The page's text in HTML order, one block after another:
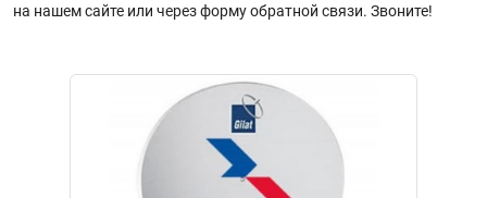
на нашем сайте или через форму обратной связи. Звоните!